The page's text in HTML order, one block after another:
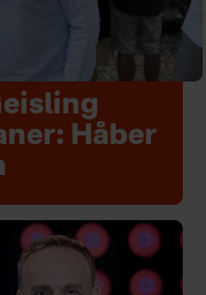
Håber